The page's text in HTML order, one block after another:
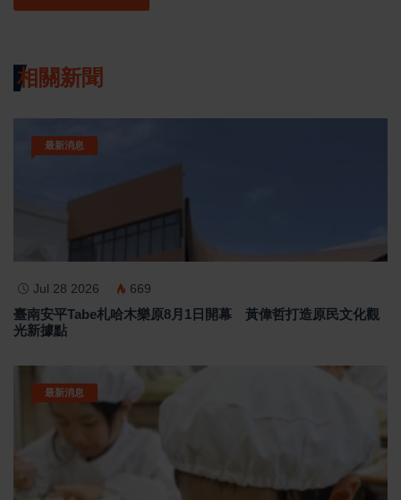
相關新聞
最新消息
Jul 28 2026 669
臺南安平Tabe札哈木樂原8月1日開幕 黃偉哲打造原民文化觀
光新據點
最新消息